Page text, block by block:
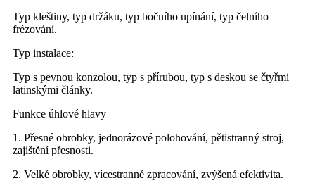
Typ kleštiny, typ držáku, typ bočního upínání, typ čelního
frézování.
Typ instalace:
Typ s pevnou konzolou, typ s přírubou, typ s deskou se čtyřmi
latinskými články.
Funkce úhlové hlavy
1. Přesné obrobky, jednorázové polohování, pětistranný stroj,
zajištění přesnosti.
2. Velké obrobky, vícestranné zpracování, zvýšená efektivita.